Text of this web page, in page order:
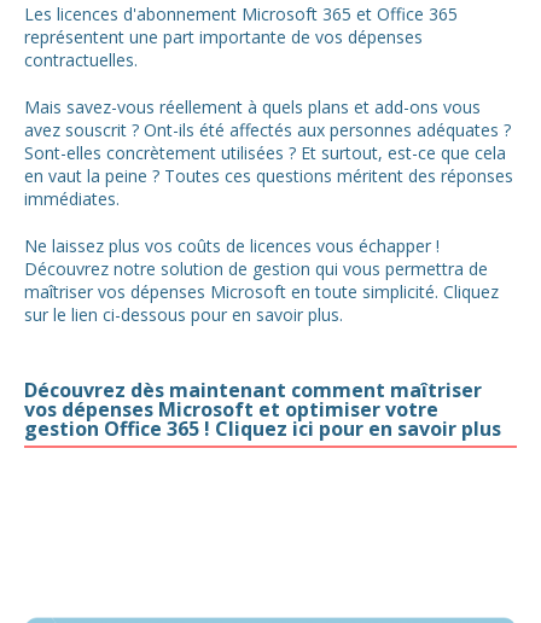
Les licences d'abonnement Microsoft 365 et Office 365
représentent une part importante de vos dépenses
contractuelles.
Mais savez-vous réellement à quels plans et add-ons vous
avez souscrit ? Ont-ils été affectés aux personnes adéquates ?
Sont-elles concrètement utilisées ? Et surtout, est-ce que cela
en vaut la peine ? Toutes ces questions méritent des réponses
immédiates.
Ne laissez plus vos coûts de licences vous échapper !
Découvrez notre solution de gestion qui vous permettra de
maîtriser vos dépenses Microsoft en toute simplicité. Cliquez
sur le lien ci-dessous pour en savoir plus.
Découvrez dès maintenant comment maîtriser
vos dépenses Microsoft et optimiser votre
gestion Office 365 ! Cliquez ici pour en savoir plus